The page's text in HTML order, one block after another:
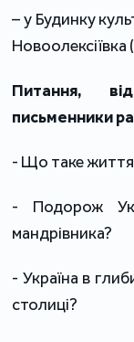
– у Будинку
Питання,
письменники
- Що таке життя
- Подорож
мандрівника?
- Україна в
столиці?